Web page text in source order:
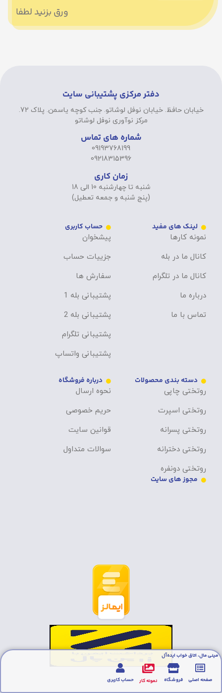
ورق بزنید لطفا
دفتر مرکزی پشتیبانی سایت
خیابان حافظ. خیابان نوفل لوشاتو. جنب کوچه یاسمن. پلاک 72.
مرکز نوآوری نوفل لوشاتو
شماره های تماس
09193768199
09218315396
زمان کاری
شنبه تا چهارشنبه 10 الی 18
(پنج شنبه و جمعه تعطیل)
لینک های مفید
نمونه کارها
کانال ما در بله
کانال ما در تلگرام
درباره ما
تماس با ما
حساب کاربری
پیشخوان
جزییات حساب
سفارش ها
پشتیبانی بله 1
پشتیبانی بله 2
پشتیبانی تلگرام
پشتیبانی واتساپ
دسته بندی محصولات
روتختی چاپی
روتختی اسپرت
روتختی پسرانه
روتختی دخترانه
روتختی دونفره
درباره فروشگاه
نحوه ارسال
حریم خصوصی
قوانین سایت
سوالات متداول
مجوز های سایت
مینی مال، اتاق خواب ایده‌آل
صفحه اصلی فروشگاه نمونه کار حساب کاربری